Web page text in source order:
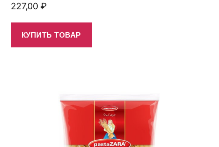
227,00 ₽
КУПИТЬ ТОВАР